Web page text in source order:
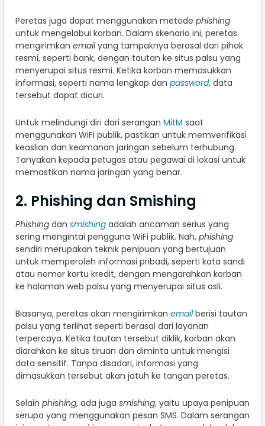
Peretas juga dapat menggunakan metode phishing
untuk mengelabui korban. Dalam skenario ini, peretas
mengirimkan emailyang tampaknya berasal dari pihak
resmi, seperti bank, dengan tautan ke situs palsu yang
menyerupai situs resmi. Ketika korban memasukkan
informasi, seperti nama lengkap dan password, data
tersebut dapat dicuri.
Untuk melindungi diri dari serangan MitM saat
menggunakan WiFi publik, pastikan untuk memverifikasi
keaslian dan keamanan jaringan sebelum terhubung.
Tanyakan kepada petugas atau pegawai di lokasi untuk
memastikan nama jaringan yang benar.
2. Phishing dan Smishing
Phishing dan smishing adalah ancaman serius yang
sering mengintai pengguna WiFi publik. Nah, phishing
sendiri merupakan teknik penipuan yang bertujuan
untuk memperoleh informasi pribadi, seperti kata sandi
atau nomor kartu kredit, dengan mengarahkan korban
ke halaman web palsu yang menyerupai situs asli.
Biasanya, peretas akan mengirimkan emailberisi tautan
palsu yang terlihat seperti berasal dari layanan
terpercaya. Ketika tautan tersebut diklik, korban akan
diarahkan ke situs tiruan dan diminta untuk mengisi
data sensitif. Tanpa disadari, informasi yang
dimasukkan tersebut akan jatuh ke tangan peretas.
Selain phishing, ada juga smishing, yaitu upaya penipuan
serupa yang menggunakan pesan SMS. Dalam serangan